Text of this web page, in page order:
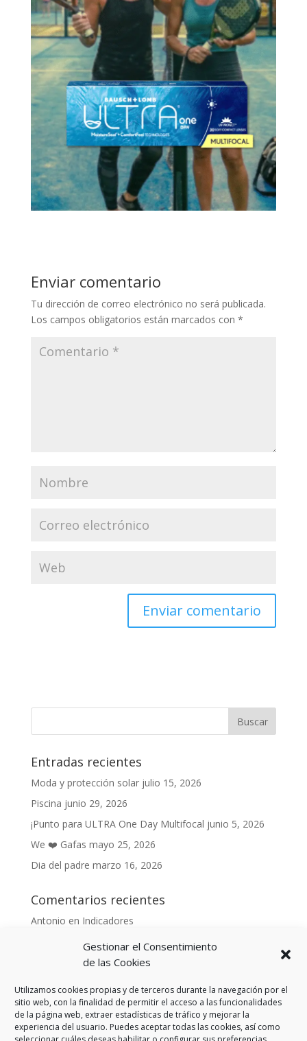
Gestionar el Consentimiento
de las Cookies
Utilizamos cookies propias y de terceros durante la navegación por el
sitio web, con la finalidad de permitir el acceso a las funcionalidades
de la página web, extraer estadísticas de tráfico y mejorar la
experiencia del usuario. Puedes aceptar todas las cookies, así como
Enviar comentario
Tu dirección de correo electrónico no será publicada.
Los campos obligatorios están marcados con *
Entradas recientes
Moda y protección solar julio 15, 2026
Piscina junio 29, 2026
¡Punto para ULTRA One Day Multifocal junio 5, 2026
We ❤️ Gafas mayo 25, 2026
Dia del padre marzo 16, 2026
Comentarios recientes
Antonio en Indicadores
enIndicadores
enDe cara al buen tiempo